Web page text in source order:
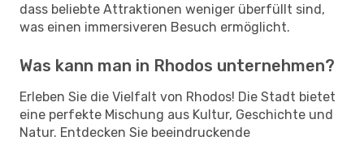
dass beliebte Attraktionen weniger überfüllt sind,
was einen immersiveren Besuch ermöglicht.
Was kann man in Rhodos unternehmen?
Erleben Sie die Vielfalt von Rhodos! Die Stadt bietet
eine perfekte Mischung aus Kultur, Geschichte und
Natur. Entdecken Sie beeindruckende